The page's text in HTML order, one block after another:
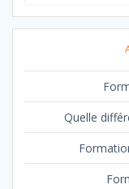
Quelle